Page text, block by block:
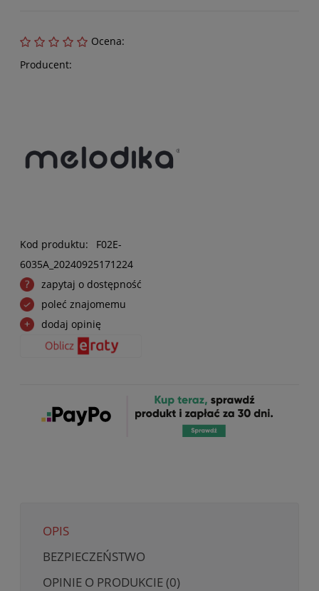
Ocena:
Producent:
Kod produktu:
F02E-
6035A_20240925171224
zapytaj o dostępność
poleć znajomemu
dodaj opinię
OPIS
BEZPIECZEŃSTWO
OPINIE O PRODUKCIE (0)